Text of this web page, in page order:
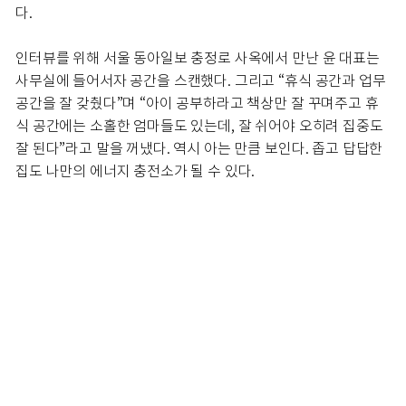
다.
인터뷰를 위해 서울 동아일보 충정로 사옥에서 만난 윤 대표는
사무실에 들어서자 공간을 스캔했다. 그리고 “휴식 공간과 업무
공간을 잘 갖췄다”며 “아이 공부하라고 책상만 잘 꾸며주고 휴
식 공간에는 소홀한 엄마들도 있는데, 잘 쉬어야 오히려 집중도
잘 된다”라고 말을 꺼냈다. 역시 아는 만큼 보인다. 좁고 답답한
집도 나만의 에너지 충전소가 될 수 있다.